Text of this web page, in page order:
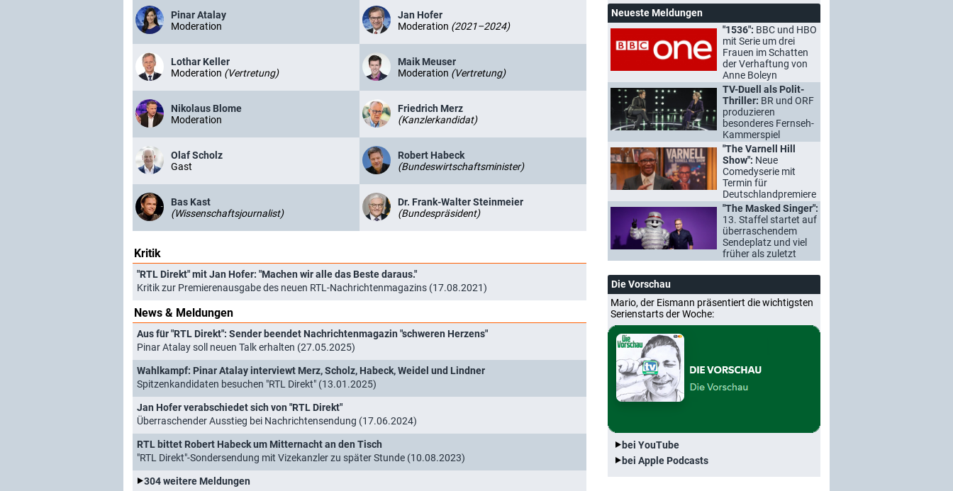
Pinar Atalay
Moderation
Jan Hofer
Moderation (2021–2024)
Lothar Keller
Moderation (Vertretung)
Maik Meuser
Moderation (Vertretung)
Nikolaus Blome
Moderation
Friedrich Merz
(Kanzlerkandidat)
Olaf Scholz
Gast
Robert Habeck
(Bundeswirtschaftsminister)
Bas Kast
(Wissenschaftsjournalist)
Dr. Frank-Walter Steinmeier
(Bundespräsident)
Kritik
"RTL Direkt" mit Jan Hofer: "Machen wir alle das Beste daraus."
Kritik zur Premierenausgabe des neuen RTL-Nachrichtenmagazins (17.08.2021)
News & Meldungen
Aus für "RTL Direkt": Sender beendet Nachrichtenmagazin "schweren Herzens"
Pinar Atalay soll neuen Talk erhalten (27.05.2025)
Wahlkampf: Pinar Atalay interviewt Merz, Scholz, Habeck, Weidel und Lindner
Spitzenkandidaten besuchen "RTL Direkt" (13.01.2025)
Jan Hofer verabschiedet sich von "RTL Direkt"
Überraschender Ausstieg bei Nachrichtensendung (17.06.2024)
RTL bittet Robert Habeck um Mitternacht an den Tisch
"RTL Direkt"-Sondersendung mit Vizekanzler zu später Stunde (10.08.2023)
304 weitere Meldungen
Neueste Meldungen
"1536": BBC und HBO
mit Serie um drei
Frauen im Schatten
der Verhaftung von
Anne Boleyn
TV-Duell als Polit-
Thriller: BR und ORF
produzieren
besonderes Fernseh-
Kammerspiel
"The Varnell Hill
Show": Neue
Comedyserie mit
Termin für
Deutschlandpremiere
"The Masked Singer":
13. Staffel startet auf
überraschendem
Sendeplatz und viel
früher als zuletzt
Die Vorschau
Mario, der Eismann präsentiert die wichtigsten
Serienstarts der Woche:
bei YouTube
bei Apple Podcasts